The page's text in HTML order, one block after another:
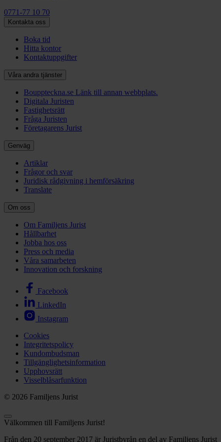
0771-77 10 70
Kontakta oss
Boka tid
Hitta kontor
Kontaktuppgifter
Våra andra tjänster
Bouppteckna.se Länk till annan webbplats.
Digitala Juristen
Fastighetsrätt
Fråga Juristen
Företagarens Jurist
Genväg
Artiklar
Frågor och svar
Juridisk rådgivning i hemförsäkring
Translate
Om oss
Om Familjens Jurist
Hållbarhet
Jobba hos oss
Press och media
Våra samarbeten
Innovation och forskning
Facebook
LinkedIn
Instagram
Cookies
Integritetspolicy
Kundombudsman
Tillgänglighetsinformation
Upphovsrätt
Visselblåsarfunktion
© 2026 Familjens Jurist
Välkommen till Familjens Jurist!
Från den 20 september 2017 är Juristbyrån en del av Familjens Jurist